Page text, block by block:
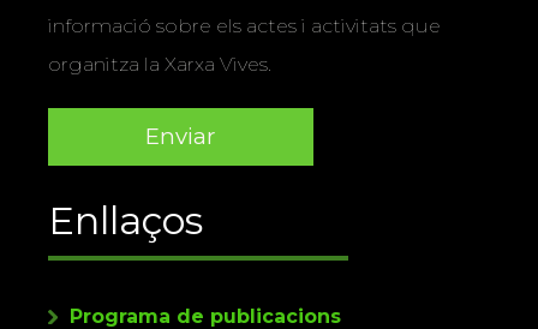
informació sobre els actes i activitats que
organitza la Xarxa Vives.
Enllaços
Programa de publicacions